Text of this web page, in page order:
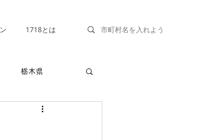
1718とは
栃木県
山梨県